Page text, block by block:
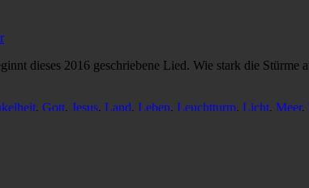
dieses 2016 geschriebene Lied. Wie stark die Stürme
, Gott, Jesus, Land, Leben, Leuchtturm, Licht, Meer,